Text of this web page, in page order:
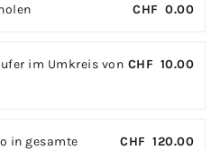
CHF 0.00
im Umkreis von CHF 10.00
in gesamte
CHF 120.00